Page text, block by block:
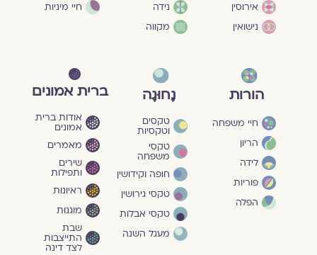
אירוסין
נישואין
נידה
מקווה
חיי מיניות
הורות
חיי משפחה
הריון
לידה
פוריות
הפלה
נָחוּגָה
טקסים
וטקסיות
טקסי
משפחה
חופה וקידושין
טקסי גירושין
טקסי אבלות
מעגל השנה
ברית אמונים
אודות ברית
אמונים
מאמרים
שירים
ותפילות
ראיונות
מוגנוּת
שבת
התייצבות
לצד דינה